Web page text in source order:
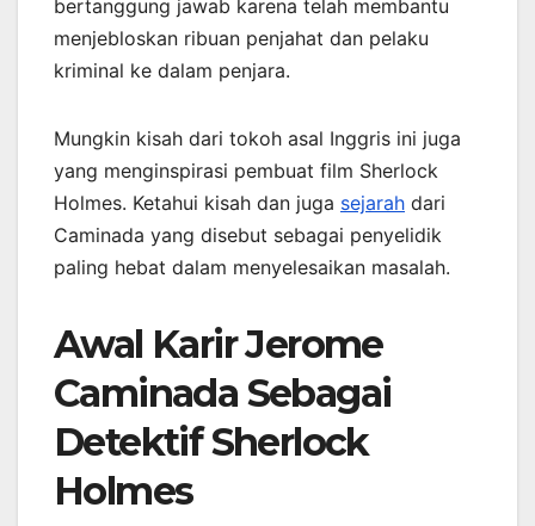
bertanggung jawab karena telah membantu
menjebloskan ribuan penjahat dan pelaku
kriminal ke dalam penjara.
Mungkin kisah dari tokoh asal Inggris ini juga
yang menginspirasi pembuat film Sherlock
Holmes. Ketahui kisah dan juga sejarah dari
Caminada yang disebut sebagai penyelidik
paling hebat dalam menyelesaikan masalah.
Awal Karir Jerome
Caminada Sebagai
Detektif Sherlock
Holmes